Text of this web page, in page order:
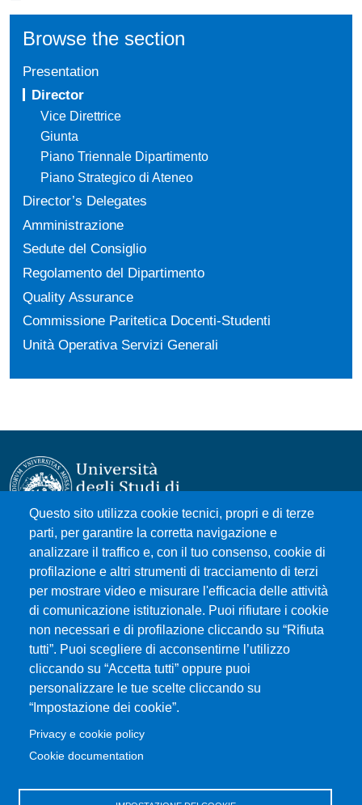
Browse the section
Presentation
Director
Vice Direttrice
Giunta
Piano Triennale Dipartimento
Piano Strategico di Ateneo
Director’s Delegates
Amministrazione
Sedute del Consiglio
Regolamento del Dipartimento
Quality Assurance
Commissione Paritetica Docenti-Studenti
Unità Operativa Servizi Generali
Questo sito utilizza cookie tecnici, propri e di terze
parti, per garantire la corretta navigazione e
analizzare il traffico e, con il tuo consenso, cookie di
profilazione e altri strumenti di tracciamento di terzi
per mostrare video e misurare l'efficacia delle attività
di comunicazione istituzionale. Puoi rifiutare i cookie
non necessari e di profilazione cliccando su “Rifiuta
tutti”. Puoi scegliere di acconsentirne l’utilizzo
cliccando su “Accetta tutti” oppure puoi
personalizzare le tue scelte cliccando su
“Impostazione dei cookie”.
Privacy e cookie policy
Cookie documentation
Università degli Studi di Messina
Piazza Pugliatti, 1 - 98122 Messina
Cod. Fiscale 80004070837
P.IVA 00724160833
Centralino: 090 676 1
MENÙ SOCIAL
MENÙ FOOTER 1
Accessibility statement
Privacy and cookie policy
Sitemap